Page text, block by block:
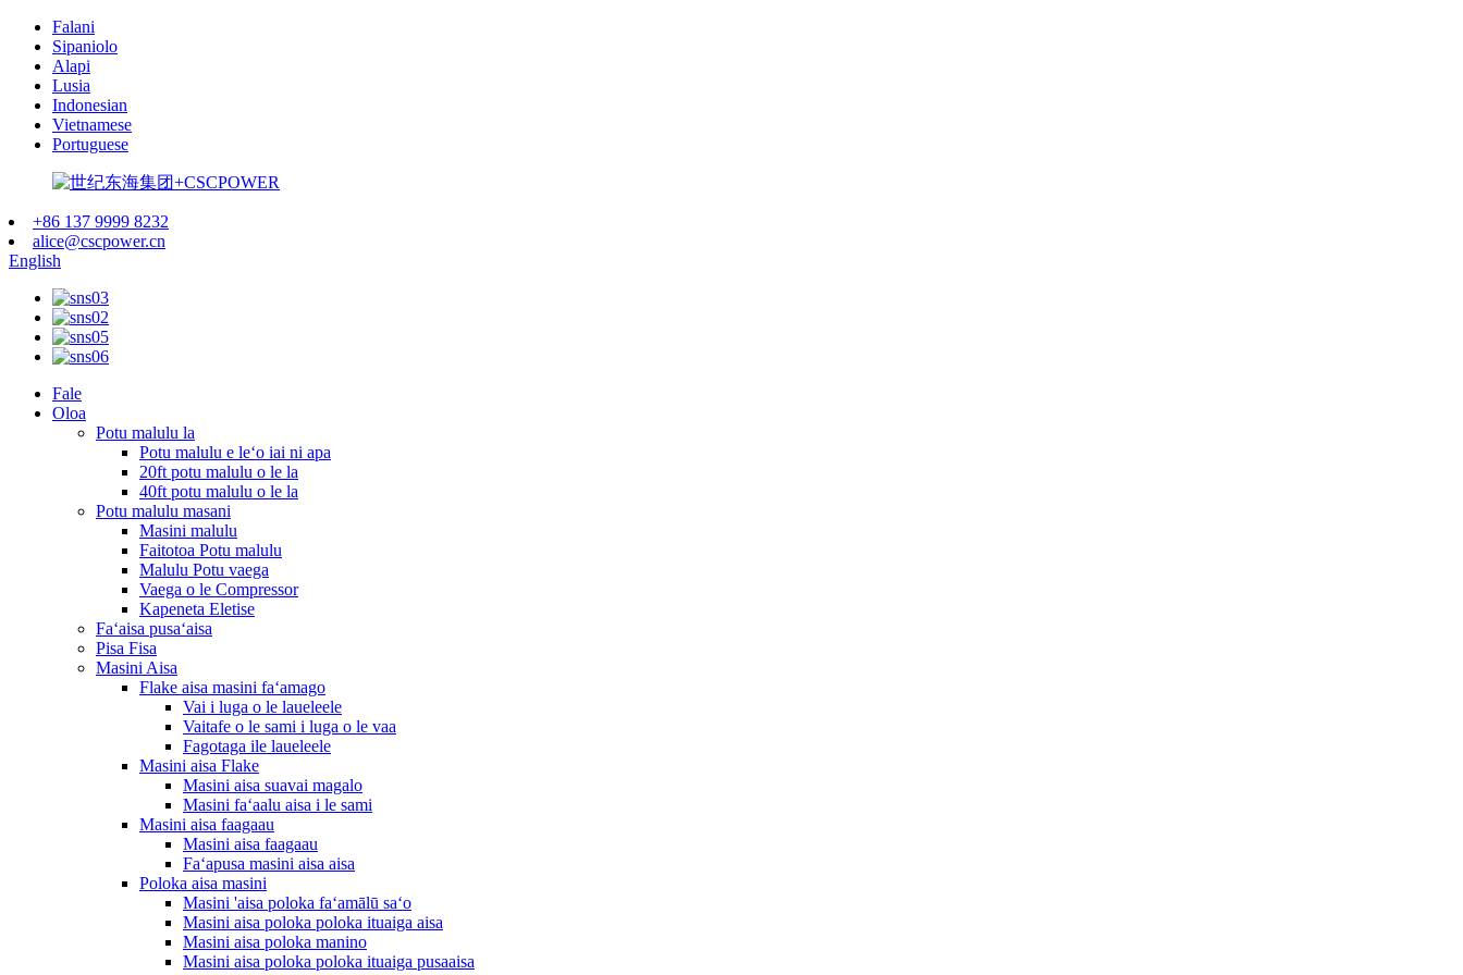
Falani
Sipaniolo
Alapi
Lusia
Indonesian
Vietnamese
Portuguese
+86 137 9999 8232
alice@cscpower.cn
English
Fale
Oloa
Potu malulu la
Potu malulu e leʻo iai ni apa
20ft potu malulu o le la
40ft potu malulu o le la
Potu malulu masani
Masini malulu
Faitotoa Potu malulu
Malulu Potu vaega
Vaega o le Compressor
Kapeneta Eletise
Faʻaisa pusaʻaisa
Pisa Fisa
Masini Aisa
Flake aisa masini faʻamago
Vai i luga o le laueleele
Vaitafe o le sami i luga o le vaa
Fagotaga ile laueleele
Masini aisa Flake
Masini aisa suavai magalo
Masini faʻaalu aisa i le sami
Masini aisa faagaau
Masini aisa faagaau
Faʻapusa masini aisa aisa
Poloka aisa masini
Masini 'aisa poloka faʻamālū saʻo
Masini aisa poloka poloka ituaiga aisa
Masini aisa poloka manino
Masini aisa poloka poloka ituaiga pusaaisa